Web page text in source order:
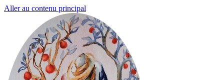
Aller au contenu principal